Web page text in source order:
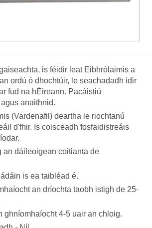
is féidir leat Eibhrólaimis a
ordú ó dhochtúir, le seachadadh idir
fud na hÉireann. Pacáistiú
anaithnid.
(Vardenafil) deartha le riochtanú
d'fhir. Is coisceadh fosfaidistreáis
an dáileoigean coitianta de
is ea taibléad é.
an dríochta taobh istigh de 25-
ghníomhaíocht 4-5 uair an chloig.